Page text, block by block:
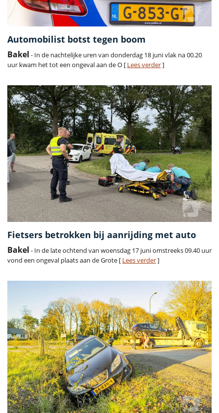
Automobilist botst tegen boom
Bakel - In de nachtelijke uren van donderdag 18 juni vlak na 00.20
uur kwam het tot een ongeval aan de O [ Lees verder]
Fietsers betrokken bij aanrijding met auto
Bakel - In de late ochtend van woensdag 17 juni omstreeks 09.40 uur
vond een ongeval plaats aan de Grote [ Lees verder]